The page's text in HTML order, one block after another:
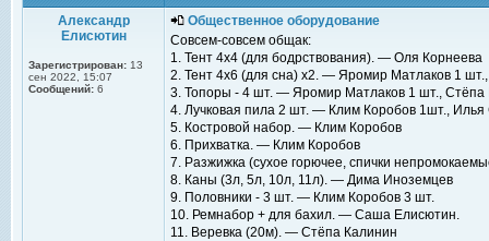
Александр
Елисютин
Зарегистрирован: 13
сен 2022, 15:07
Сообщений: 6
Общественное оборудование
Совсем-совсем общак:
1. Тент 4x4 (для бодрствования). — Оля Корнеева
2. Тент 4х6 (для сна) х2. — Яромир Матлаков 1
3. Топоры - 4 шт. — Яромир Матлаков 1 шт.,
4. Лучковая пила 2 шт. — Клим Коробов 1шт.,
5. Костровой набор. — Клим Коробов
6. Прихватка. — Клим Коробов
7. Разжижка (сухое горючее, спички
8. Каны (3л, 5л, 10л, 11л). — Дима Иноземцев
9. Половники - 3 шт. — Клим Коробов 3 шт.
10. Ремнабор + для бахил. — Саша Елисютин.
11. Веревка (20м). — Стёпа Калинин